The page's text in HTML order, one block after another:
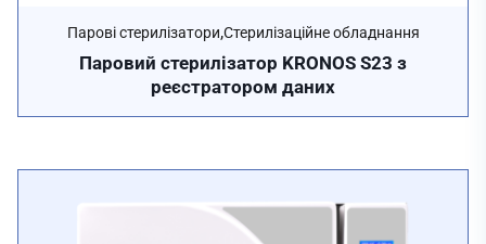
Парові стерилізатори,Стерилізаційне обладнання
Паровий стерилізатор KRONOS S23 з
реєстратором даних